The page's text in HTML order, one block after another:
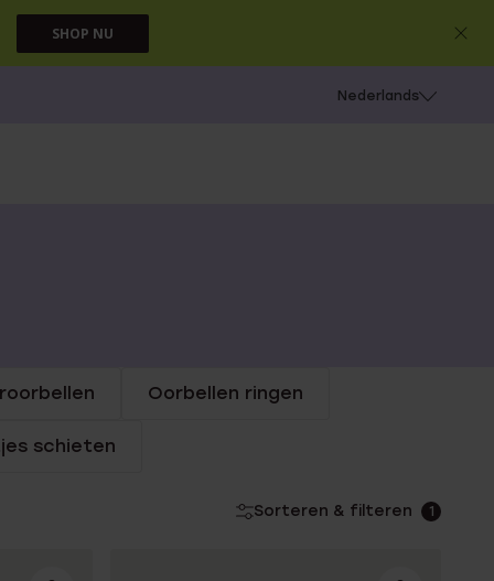
SHOP NU
Nederlands
Oorbellen ringen
schieten
Sorteren & filteren 1